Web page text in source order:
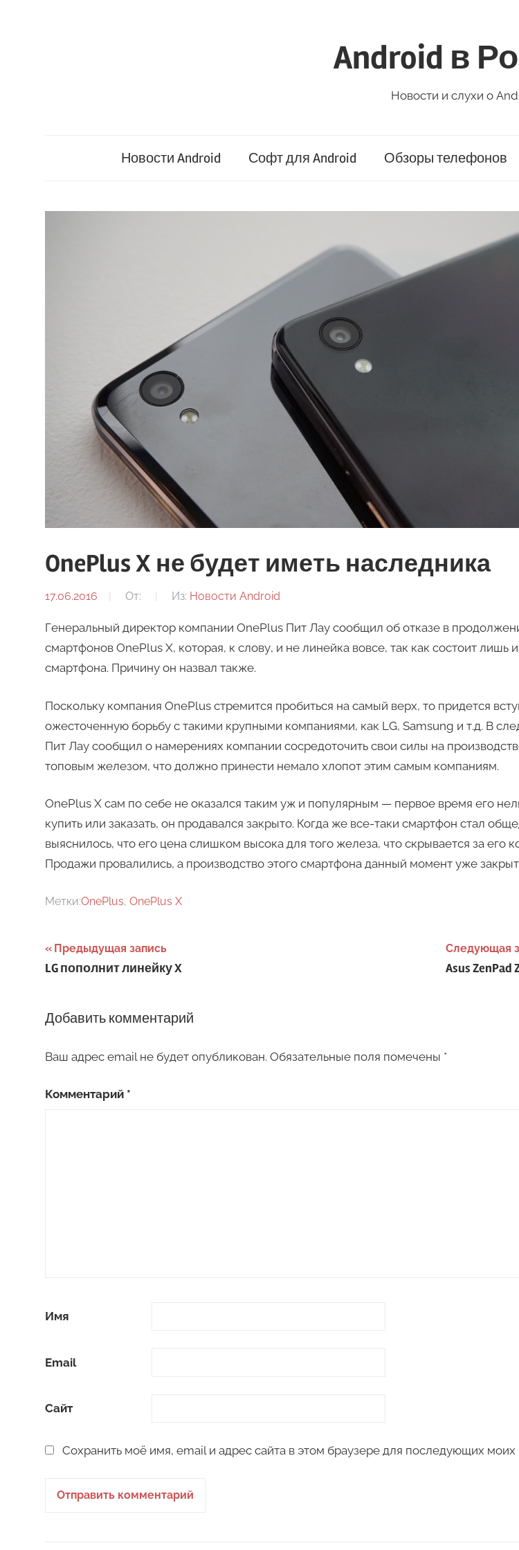
Android в
Новости и слухи о
Новости Android Софт для Android Обзоры телефонов
OnePlus X не будет иметь наследника
17.06.2016 От: Из: Новости Android
Генеральный директор компании OnePlus Пит Лау сообщил об отказе в
смартфонов OnePlus X, которая, к слову, и не линейка вовсе, так как состоит лишь
смартфона. Причину он назвал также.
Поскольку компания OnePlus стремится пробиться на самый верх, то придется
ожесточенную борьбу с такими крупными компаниями, как LG, Samsung и т.д. В
Пит Лау сообщил о намерениях компании сосредоточить свои силы на
топовым железом, что должно принести немало хлопот этим самым компаниям.
OnePlus X сам по себе не оказался таким уж и популярным — первое время его
купить или заказать, он продавался закрыто. Когда же все-таки смартфон стал
выяснилось, что его цена слишком высока для того железа, что скрывается за его
Продажи провалились, а производство этого смартфона данный момент уже
Метки:OnePlus, OnePlus X
Навигация
по
Предыдущая запись
LG пополнит линейку X
Следующая
Asus
Добавить комментарий
Ваш адрес email не будет опубликован. Обязательные поля помечены *
Комментарий *
Имя
Email
Сайт
Сохранить моё имя, email и адрес сайта в этом браузере для последующих